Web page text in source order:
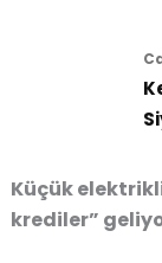
Küçük
krediler”